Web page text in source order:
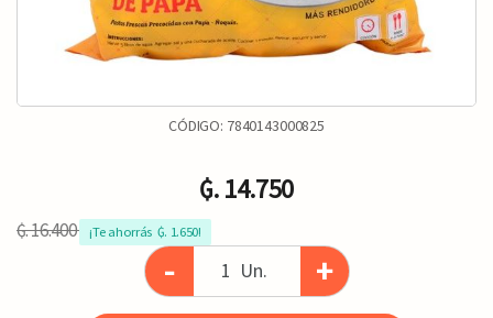
CÓDIGO: 7840143000825
₲. 14.750
₲. 16.400 ¡Te ahorrás  ₲. 1.650!
- Un. +